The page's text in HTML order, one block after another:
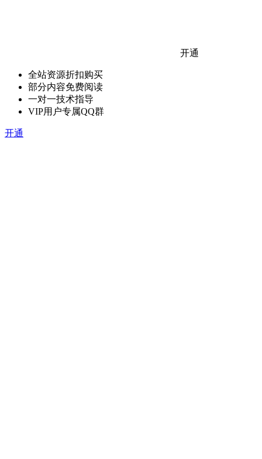
开通
全站资源折扣购买
部分内容免费阅读
一对一技术指导
VIP用户专属QQ群
开通